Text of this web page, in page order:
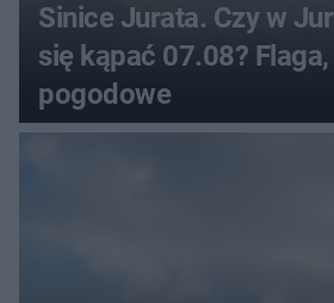
Sinice Jurata. Czy w
się kąpać 07.08?
pogodowe